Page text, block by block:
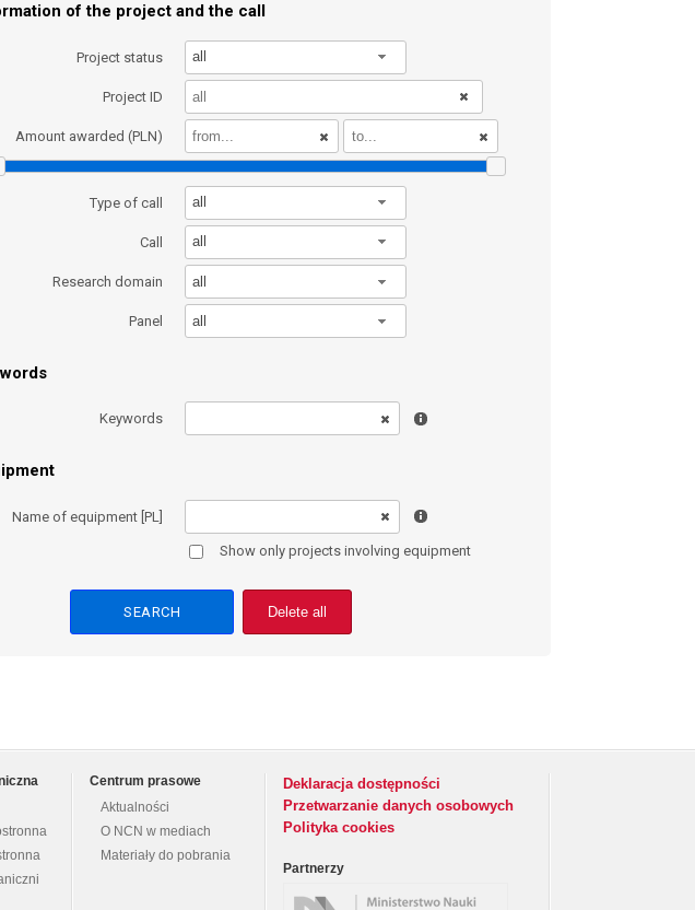
of the project and the call
Project status all
Project ID
Amount awarded (PLN)
Type of call all
Call all
Research domain all
Panel all
Keywords
Name of equipment [PL]
Show only projects involving equipment
Delete all
Centrum prasowe
Aktualności
O NCN w mediach
Materiały do pobrania
Deklaracja dostępności
Przetwarzanie danych osobowych
Polityka cookies
Partnerzy